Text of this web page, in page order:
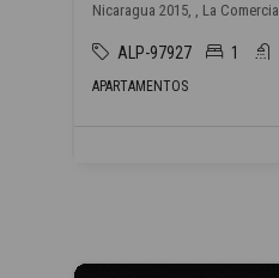
Nicaragua 2015, , La Comercial
ALP-97927 1
APARTAMENTOS